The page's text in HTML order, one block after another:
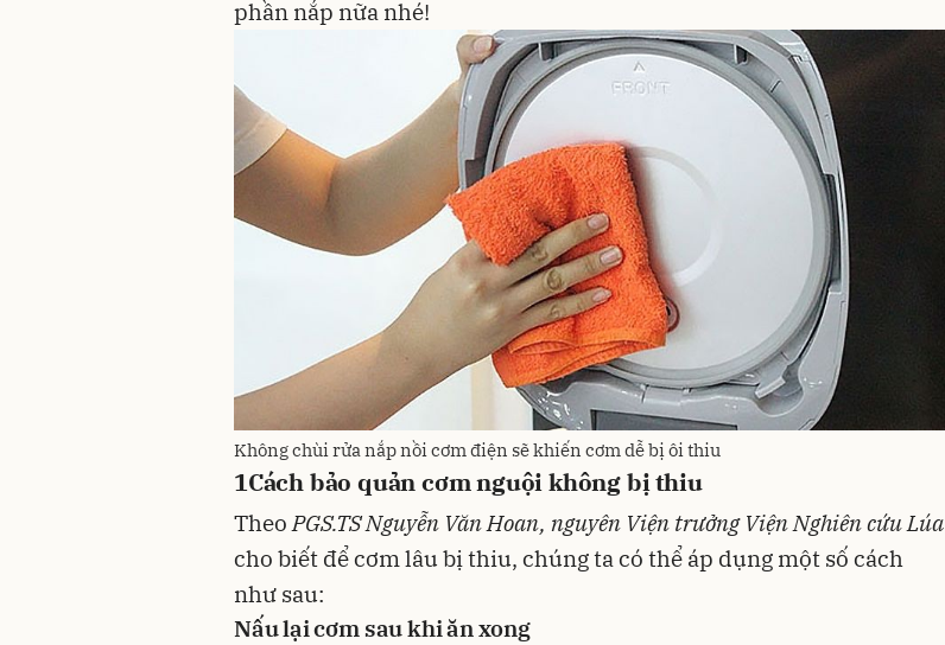
phần nắp nữa nhé!
Không chùi rửa nắp nồi cơm điện sẽ khiến cơm dễ bị ôi thiu
1Cách bảo quản cơm nguội không bị thiu
Theo PGS.TS Nguyễn Văn Hoan, nguyên Viện trưởng Viện Nghiên cứu Lúa
cho biết để cơm lâu bị thiu, chúng ta có thể áp dụng một số cách
như sau:
Nấu lại cơm sau khi ăn xong